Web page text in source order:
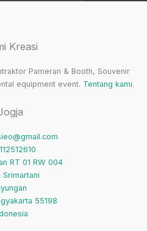
Kreasi
Pameran & Booth, Souvenir
equipment event. Tentang kami.
RT 01 RW 004
Srimartani
55198